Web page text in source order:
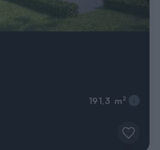
191,3 m 2